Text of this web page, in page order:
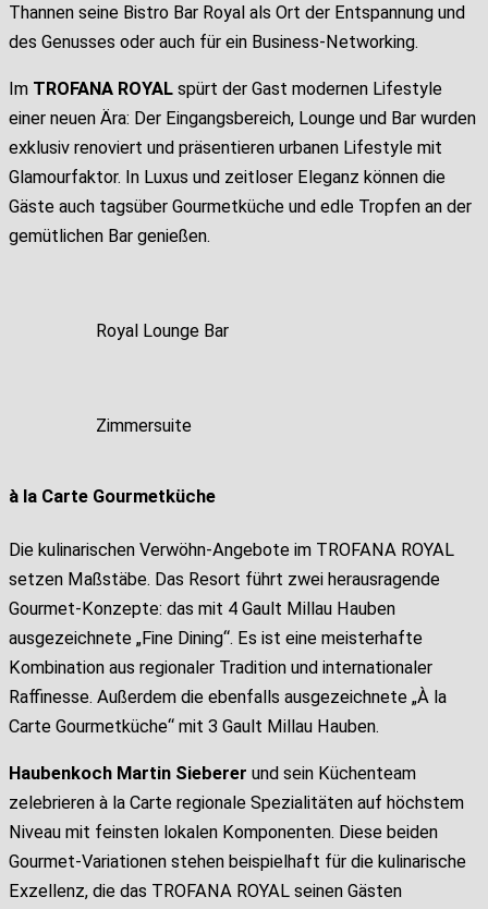
Thannen seine Bistro Bar Royal als Ort der Entspannung und
des Genusses oder auch für ein Business-Networking.
Im TROFANA ROYAL spürt der Gast modernen Lifestyle
einer neuen Ära: Der Eingangsbereich, Lounge und Bar wurden
exklusiv renoviert und präsentieren urbanen Lifestyle mit
Glamourfaktor. In Luxus und zeitloser Eleganz können die
Gäste auch tagsüber Gourmetküche und edle Tropfen an der
gemütlichen Bar genießen.
Royal Lounge Bar
Zimmersuite
à la Carte Gourmetküche
Die kulinarischen Verwöhn-Angebote im TROFANA ROYAL
setzen Maßstäbe. Das Resort führt zwei herausragende
Gourmet-Konzepte: das mit 4 Gault Millau Hauben
ausgezeichnete „Fine Dining“. Es ist eine meisterhafte
Kombination aus regionaler Tradition und internationaler
Raffinesse. Außerdem die ebenfalls ausgezeichnete „À la
Carte Gourmetküche“ mit 3 Gault Millau Hauben.
Haubenkoch Martin Sieberer und sein Küchenteam
zelebrieren à la Carte regionale Spezialitäten auf höchstem
Niveau mit feinsten lokalen Komponenten. Diese beiden
Gourmet-Variationen stehen beispielhaft für die kulinarische
Exzellenz, die das TROFANA ROYAL seinen Gästen